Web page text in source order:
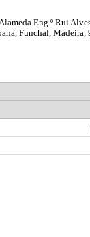
Eng.º Rui
Funchal, Madeira,